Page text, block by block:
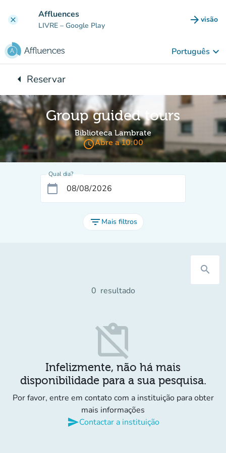
clear Affluences
LIVRE – Google Play arrow_forward visão
(novo
Português keyboard_arrow_down
arrow_leftVoltar para:
Reservar
Group guided tours
Biblioteca Lambrate
access_timeAbre a 10:00
Qual dia?
calendar_today
filter_list Mais filtros
search
0 resultado
content_paste_off
Infelizmente, não há mais
disponibilidade para a sua pesquisa.
Por favor, entre em contato com a instituição para obter
mais informações
sendContactar a instituição